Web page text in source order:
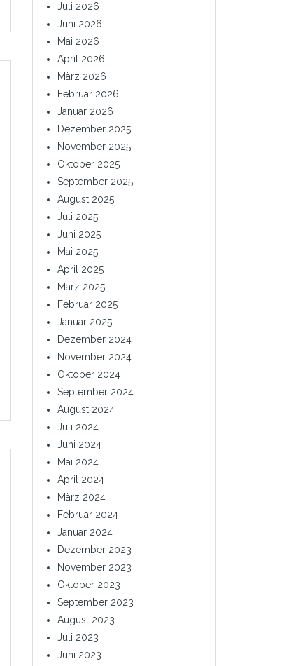
Juli 2026
Juni 2026
Mai 2026
April 2026
März 2026
Februar 2026
Januar 2026
Dezember 2025
November 2025
Oktober 2025
September 2025
August 2025
Juli 2025
Juni 2025
Mai 2025
April 2025
März 2025
Februar 2025
Januar 2025
Dezember 2024
November 2024
Oktober 2024
September 2024
August 2024
Juli 2024
Juni 2024
Mai 2024
April 2024
März 2024
Februar 2024
Januar 2024
Dezember 2023
November 2023
Oktober 2023
September 2023
August 2023
Juli 2023
Juni 2023